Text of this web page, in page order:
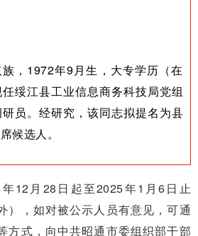
，1972年9月生，大专学历（在
绥江县工业信息商务科技局党组
员。经研究，该同志拟提名为县
候选人。
12月28日起至2025年1月6日止
），如对被公示人员有意见，可通
方式，向中共昭通市委组织部干部